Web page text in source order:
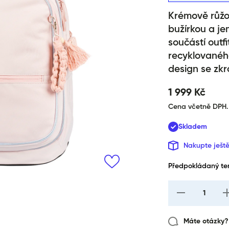
Krémově
bužírkou a
součástí
design se
1 999 Kč
Cena včetně DPH.
Skladem
Nakupte
Předpokládaný
I18n Error:
interpolation
množství pro {{
Máte